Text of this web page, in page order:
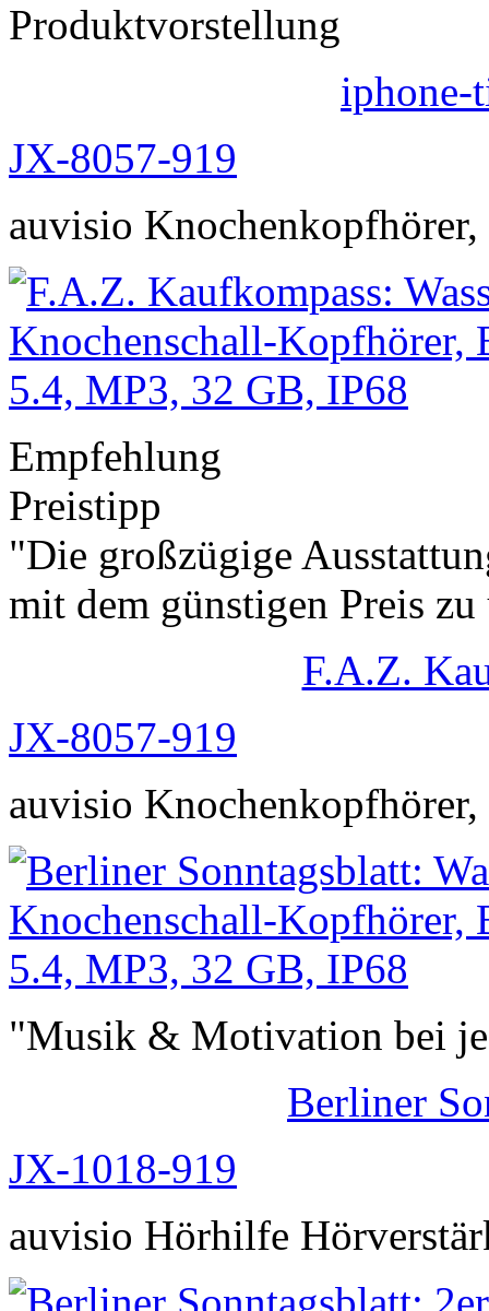
Produktvorstellung
iphone-
JX-8057-919
auvisio
Empfehlung
Preistipp
"Die großzügige
mit dem günstigen Preis
F.A.Z.
JX-8057-919
auvisio
"Musik & Motivation bei
Berliner
JX-1018-919
auvisio Hörhilfe